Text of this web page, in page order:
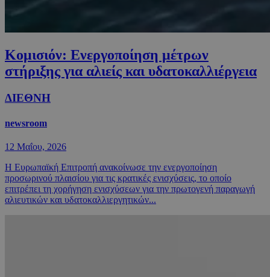
Κομισιόν: Ενεργοποίηση μέτρων
στήριξης για αλιείς και υδατοκαλλιέργεια
ΔΙΕΘΝΗ
newsroom
12 Μαΐου, 2026
Η Ευρωπαϊκή Επιτροπή ανακοίνωσε την ενεργοποίηση
προσωρινού πλαισίου για τις κρατικές ενισχύσεις, το οποίο
επιτρέπει τη χορήγηση ενισχύσεων για την πρωτογενή παραγωγή
αλιευτικών και υδατοκαλλιεργητικών...